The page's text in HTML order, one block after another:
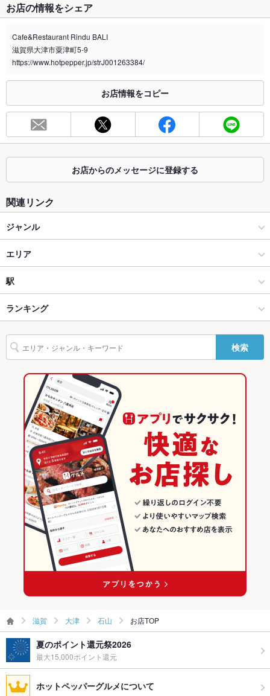
禁煙・喫煙 全席禁煙
喫煙専用室 あり
※2020年4月1日～受動喫煙対策に関する法律が施行されています。正しい情報はお店へお問い
総席数 40席
最大宴会収
30人
座敷
掘りごたつ
カウンター
貸切 貸切不可
設備
バリアフリ
なし
駐車場 なし
英語メニュ
その他設備 －
その他
飲み放題 あり
なし
ー二次会
お祝い・サ
プライズ対
応
可
備考 －
お店の情報をシェア
Cafe&Restaurant Rindu BALI
滋賀県大津市粟津町5-9
https://www.hotpepper.jp/strJ001263384/
お店情報をコピー
お店からのメッセージに登録する
関連リンク
ジャンル
アジア・エスニック料理
アジア・エスニック料理全般
大津 × アジア・エスニック料理
大津 × アジア・エスニック料理全般
石山駅 × アジア・エスニック料理
石山駅 × アジア・エスニック料理全般
エリア
石山
石山 × アジア・エスニック料理
石山 × アジア・エスニック料理全般
滋賀
滋賀 × アジア・エスニック料理
滋賀 × アジア・エスニック料理全般
駅
石山駅
京阪石山駅
ランキング
滋賀のグルメランキング
滋賀のアジア・エスニック料理ランキング
大津のグルメランキング
石山のグルメランキング
検索
滋賀 大津 石山 お店TOP
夏のポイント還元祭2026
最大15,000ポイント還元
ホットペッパーグルメについて